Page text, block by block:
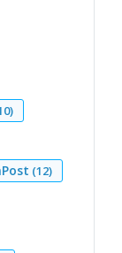
(12)